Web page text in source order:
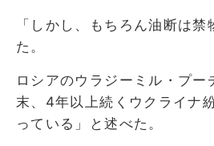
「しかし、もちろん油断は禁
た。
ロシアのウラジーミル・プー
末、4年以上続くウクライナ
っている」と述べた。